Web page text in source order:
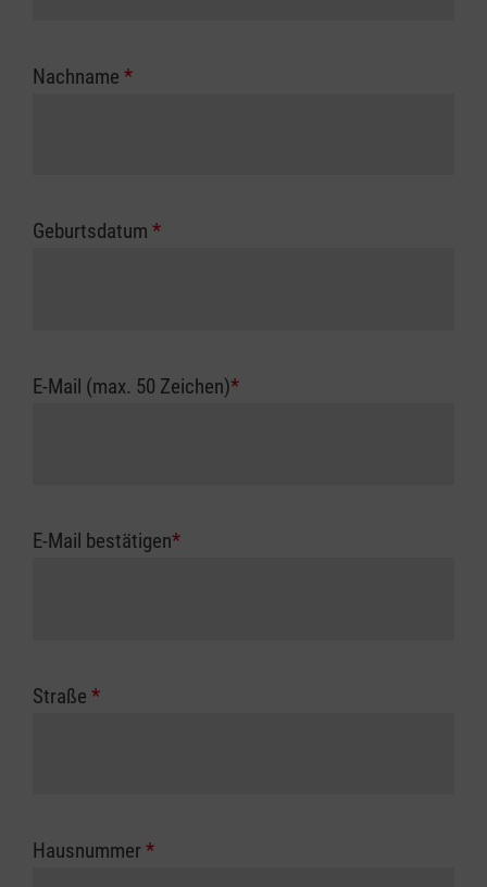
Nachname *
Geburtsdatum *
E-Mail (max. 50 Zeichen)*
E-Mail bestätigen*
Straße *
Hausnummer *